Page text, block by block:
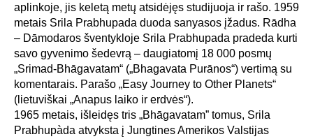
aplinkoje, jis keletą metų atsidėjęs studijuoja ir rašo. 1959
metais Srila Prabhupada duoda sanyasos įžadus. Rādha
– Dāmodaros šventykloje Srila Prabhupada pradeda kurti
savo gyvenimo šedevrą – daugiatomį 18 000 posmų
„Srimad-Bhāgavatam“ („Bhagavata Purānos“) vertimą su
komentarais. Parašo „Easy Journey to Other Planets“
(lietuviškai „Anapus laiko ir erdvės“).
1965 metais, išleidęs tris „Bhāgavatam” tomus, Srila
Prabhupàda atvyksta į Jungtines Amerikos Valstijas